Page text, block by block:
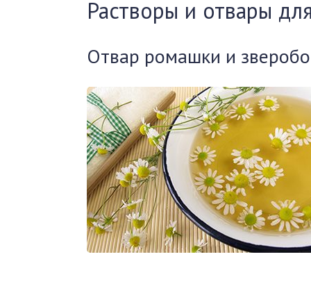
Растворы и отвары
Отвар ромашки и